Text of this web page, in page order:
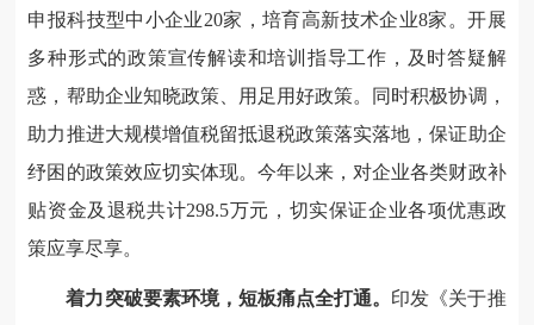
申报科技型中小企业20家，培育高新技术企业8家。开展
多种形式的政策宣传解读和培训指导工作，及时答疑解
惑，帮助企业知晓政策、用足用好政策。同时积极协调，
助力推进大规模增值税留抵退税政策落实落地，保证助企
纾困的政策效应切实体现。今年以来，对企业各类财政补
贴资金及退税共计298.5万元，切实保证企业各项优惠政
策应享尽享。
着力突破要素环境，短板痛点全打通。 印发《关于推